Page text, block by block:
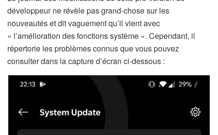
développeur ne révèle pas grand-chose sur les
nouveautés et dit vaguement qu’il vient avec
« l’amélioration des fonctions système ». Cependant, il
répertorie les problèmes connus que vous pouvez
consulter dans la capture d’écran ci-dessous :